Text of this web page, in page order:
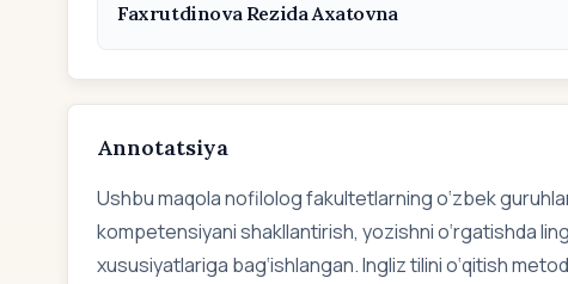
Faxrutdinova Rezida Axatovna
Annotatsiya
Ushbu maqola nofilolog fakultetlarning o‘zbek
kompetensiyani shakllantirish, yozishni o‘rgatishda
xususiyatlariga bag‘ishlangan. Ingliz tilini o‘qitish